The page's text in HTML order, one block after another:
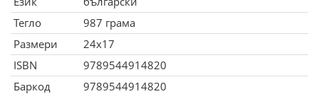
Тегло
987 грама
Размери
24x17
ISBN
9789544914820
Баркод
9789544914820